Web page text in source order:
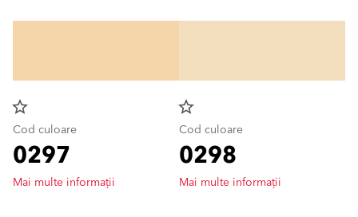
star_border
Cod culoare
0297
Mai multe informații
star_border
Cod culoare
0298
Mai multe informații